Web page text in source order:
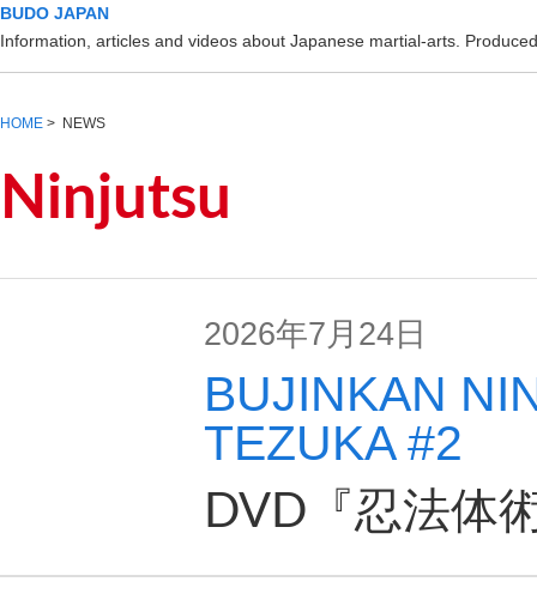
BUDO JAPAN
Information, articles and videos about Japanese martial-arts.
HOME > NEWS
Ninjutsu
2026年7月24日
BUJINKAN
TEZUKA #2
DVD『忍法体